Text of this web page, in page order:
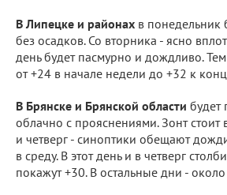
В Липецке и районах в понедельник
без осадков. Со вторника - ясно
день будет пасмурно и дождливо.
от +24 в начале недели до +32 к
В Брянске и Брянской области будет
облачно с прояснениями. Зонт стоит
и четверг - синоптики обещают
в среду. В этот день и в четверг
покажут +30. В остальные дни - около